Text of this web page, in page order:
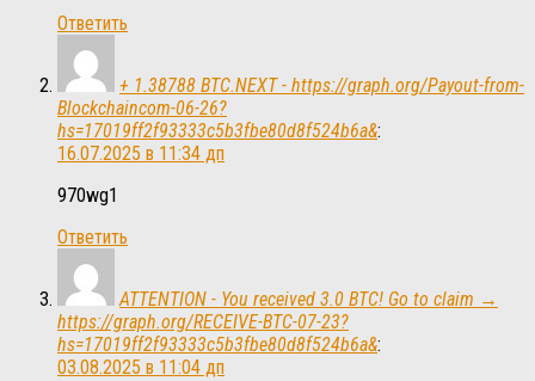
Ответить
+ 1.38788 BTC.NEXT - https://graph.org/Payout-from-
Blockchaincom-06-26?
hs=17019ff2f93333c5b3fbe80d8f524b6a&:
16.07.2025 в 11:34 дп
970wg1
Ответить
ATTENTION - You received 3.0 BTC! Go to claim →
https://graph.org/RECEIVE-BTC-07-23?
hs=17019ff2f93333c5b3fbe80d8f524b6a&:
03.08.2025 в 11:04 дп